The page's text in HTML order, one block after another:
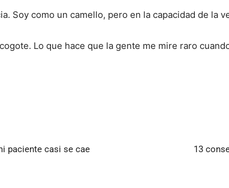
Soy como un camello, pero en la capacidad de la
Lo que hace que la gente me mire raro
paciente casi se cae
13